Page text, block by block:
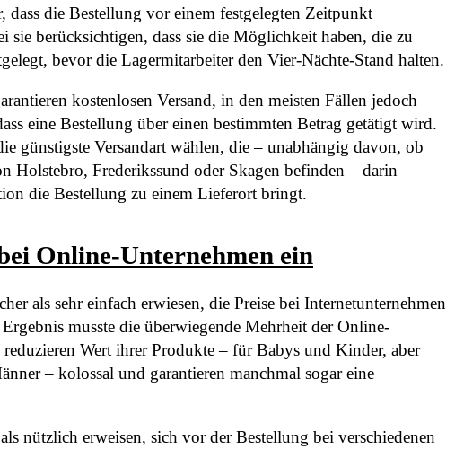
dass die Bestellung vor einem festgelegten Zeitpunkt
sie berücksichtigen, dass sie die Möglichkeit haben, die zu
bevor die Lagermitarbeiter den Vier-Nächte-Stand halten.
kostenlosen Versand, in den meisten Fällen jedoch
eine Bestellung über einen bestimmten Betrag getätigt wird.
günstigste Versandart wählen, die – unabhängig davon, ob
Holstebro, Frederikssund oder Skagen befinden – darin
die Bestellung zu einem Lieferort bringt.
Online-Unternehmen ein
als sehr einfach erwiesen, die Preise bei Internetunternehmen
musste die überwiegende Mehrheit der Online-
reduzieren Wert ihrer Produkte – für Babys und Kinder, aber
– kolossal und garantieren manchmal sogar eine
nützlich erweisen, sich vor der Bestellung bei verschiedenen